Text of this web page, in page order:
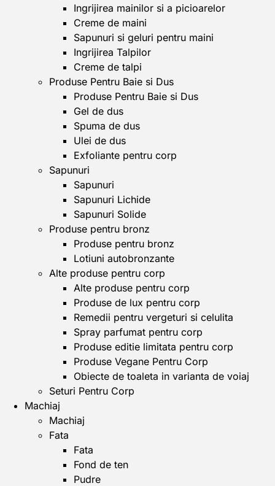
Ingrijirea mainilor si a picioarelor
Creme de maini
Sapunuri si geluri pentru maini
Ingrijirea Talpilor
Creme de talpi
Produse Pentru Baie si Dus
Produse Pentru Baie si Dus
Gel de dus
Spuma de dus
Ulei de dus
Exfoliante pentru corp
Sapunuri
Sapunuri
Sapunuri Lichide
Sapunuri Solide
Produse pentru bronz
Produse pentru bronz
Lotiuni autobronzante
Alte produse pentru corp
Alte produse pentru corp
Produse de lux pentru corp
Remedii pentru vergeturi si celulita
Spray parfumat pentru corp
Produse editie limitata pentru corp
Produse Vegane Pentru Corp
Obiecte de toaleta in varianta de voiaj
Seturi Pentru Corp
Machiaj
Machiaj
Fata
Fata
Fond de ten
Pudre